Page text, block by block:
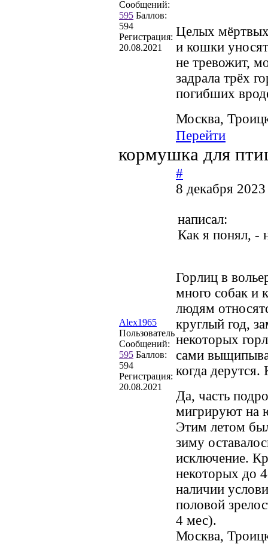
Сообщений:
595 Баллов:
594
Регистрация:
20.08.2021
Целых мёртвых
и кошки
не тревожит,
задрала трёх
погибших
Москва,
Перейти
кормушка для
Alex1965
Пользователь
Сообщений:
595 Баллов:
594
Регистрация:
20.08.2021
#
8 декабря
написал:
Как я понял, -
Горлиц в
много собак и
людям
круглый год,
некоторых
сами
когда
Да, часть
мигрируют на
Этим летом
зиму
исключение.
некоторых до
наличии
половой
4 мес).
Москва,